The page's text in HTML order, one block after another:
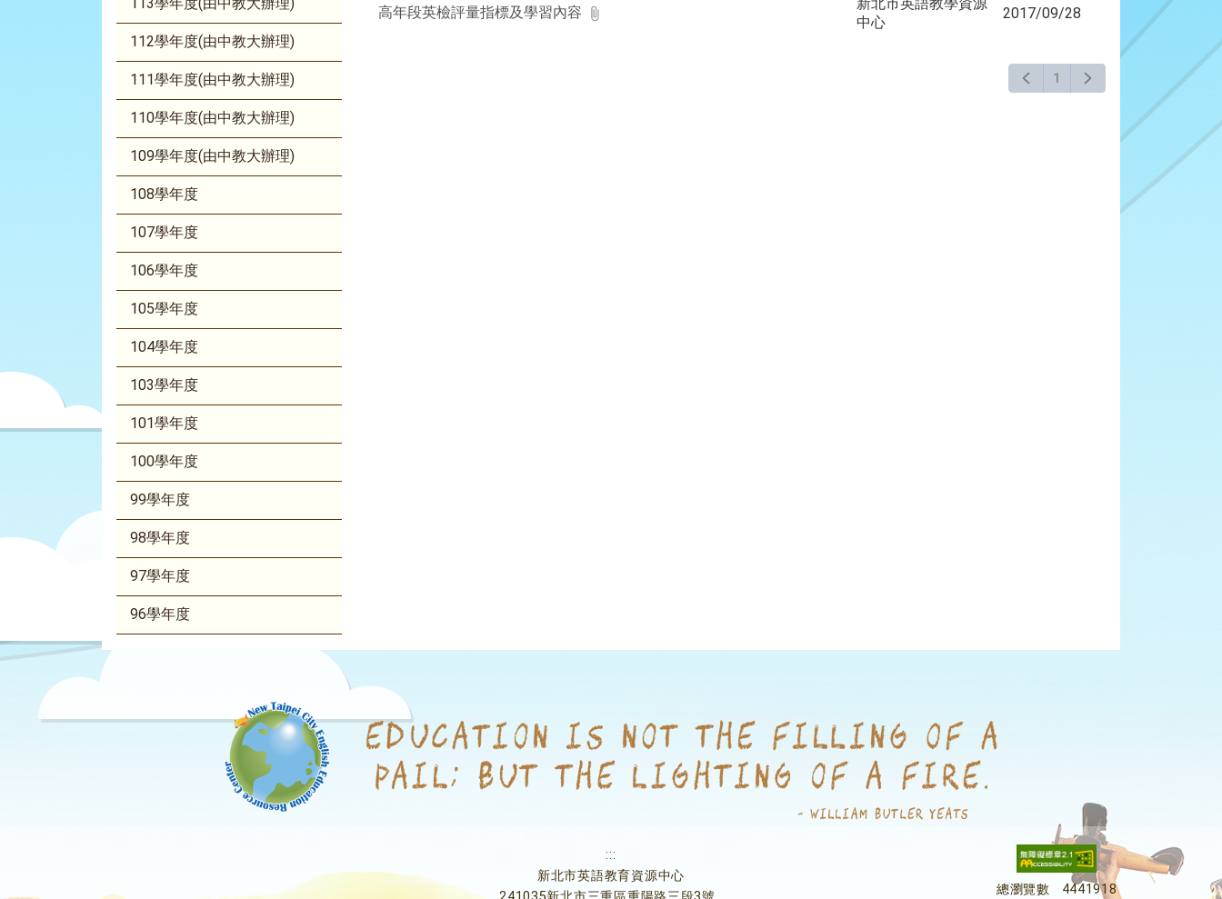
112學年度(由中教大辦理)
111學年度(由中教大辦理)
110學年度(由中教大辦理)
109學年度(由中教大辦理)
108學年度
107學年度
106學年度
105學年度
104學年度
103學年度
101學年度
100學年度
99學年度
98學年度
97學年度
96學年度
按
高年段英檢評量指標及學習內容
中心
2017/09/28
1
:::
新北市英語教育資源中心
總瀏覽數 4441918